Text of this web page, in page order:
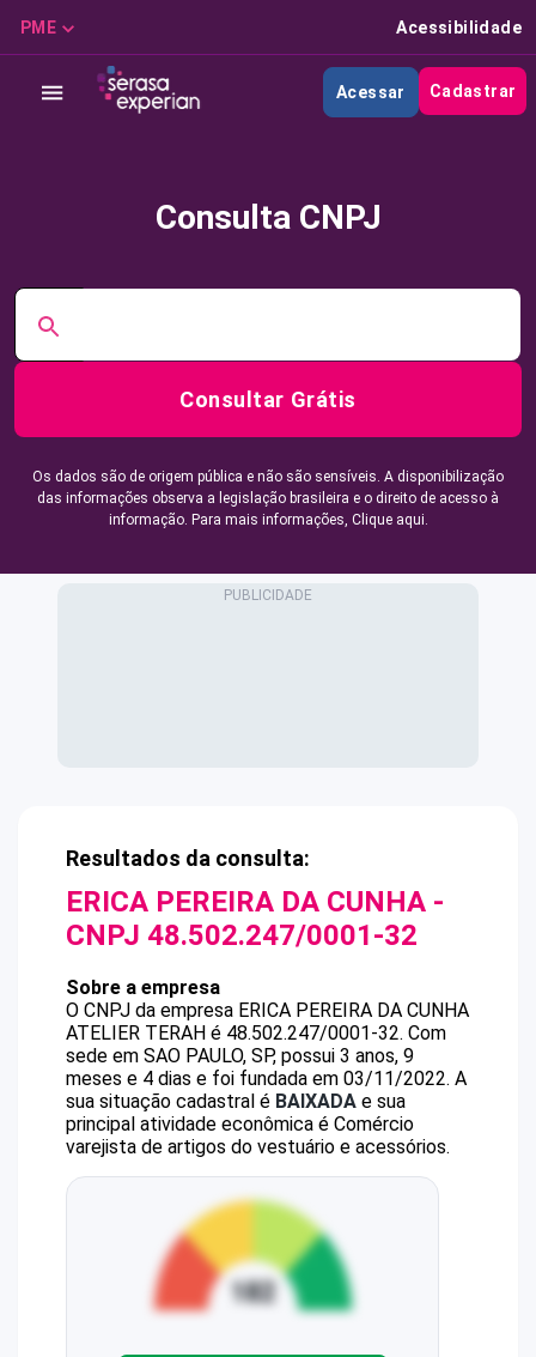
PME Acessibilidade
Acessar Cadastrar
Consulta CNPJ
Consultar Grátis
Os dados são de origem pública e não são sensíveis. A disponibilização
das informações observa a legislação brasileira e o direito de acesso à
informação. Para mais informações, Clique aqui.
Resultados da consulta:
ERICA PEREIRA DA CUNHA -
CNPJ 48.502.247/0001-32
Sobre a empresa
O CNPJ da empresa ERICA PEREIRA DA CUNHA
ATELIER TERAH é 48.502.247/0001-32. Com
sede em SAO PAULO, SP, possui 3 anos, 9
meses e 4 dias e foi fundada em 03/11/2022. A
sua situação cadastral é BAIXADA e sua
principal atividade econômica é Comércio
varejista de artigos do vestuário e acessórios.